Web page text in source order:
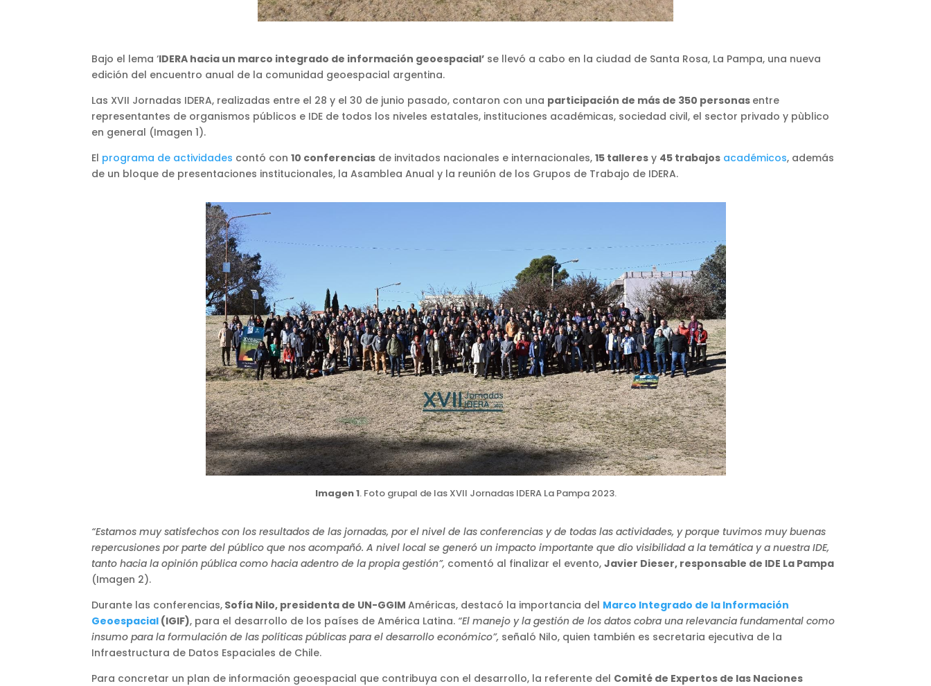
Bajo el lema ‘IDERA hacia un marco integrado de información geoespacial’ se llevó a cabo en la ciudad de Santa Rosa, La Pampa, una nueva
edición del encuentro anual de la comunidad geoespacial argentina.
Las XVII Jornadas IDERA, realizadas entre el 28 y el 30 de junio pasado, contaron con una participación de más de 350 personas entre
representantes de organismos públicos e IDE de todos los niveles estatales, instituciones académicas, sociedad civil, el sector privado y pùblico
en general (Imagen 1).
El programa de actividades contó con 10 conferencias de invitados nacionales e internacionales, 15 talleres y 45 trabajos académicos, además
de un bloque de presentaciones institucionales, la Asamblea Anual y la reunión de los Grupos de Trabajo de IDERA.
Imagen 1. Foto grupal de las XVII Jornadas IDERA La Pampa 2023.
“Estamos muy satisfechos con los resultados de las jornadas, por el nivel de las conferencias y de todas las actividades, y porque tuvimos muy buenas
repercusiones por parte del público que nos acompañó. A nivel local se generó un impacto importante que dio visibilidad a la temática y a nuestra IDE,
tanto hacia la opinión pública como hacia adentro de la propia gestión”, comentó al finalizar el evento, Javier Dieser, responsable de IDE La Pampa
(Imagen 2).
Durante las conferencias, Sofía Nilo, presidenta de UN-GGIM Américas, destacó la importancia del Marco Integrado de la Información
Geoespacial (IGIF), para el desarrollo de los países de América Latina. “El manejo y la gestión de los datos cobra una relevancia fundamental como
insumo para la formulación de las políticas públicas para el desarrollo económico”, señaló Nilo, quien también es secretaria ejecutiva de la
Infraestructura de Datos Espaciales de Chile.
Para concretar un plan de información geoespacial que contribuya con el desarrollo, la referente del Comité de Expertos de las Naciones